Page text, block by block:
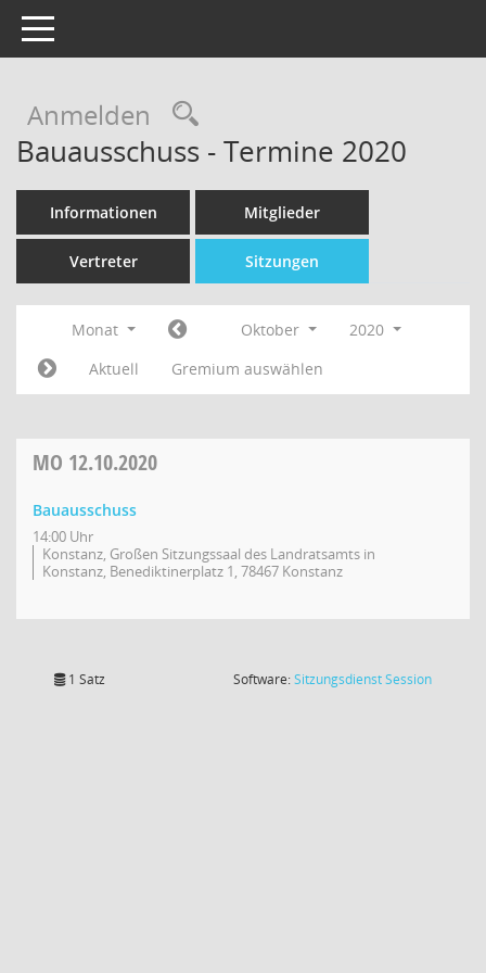
Toggle navigation
Anmelden Rechercheauswahl
Bauausschuss - Termine 2020
Informationen Mitglieder
Vertreter Sitzungen
Monat Oktober
2020
Aktuell
Gremium auswählen
MO 12.10.2020
Bauausschuss
14:00 Uhr
Konstanz, Großen Sitzungssaal des Landratsamts in
Konstanz, Benediktinerplatz 1, 78467 Konstanz
1 Satz Software:SitzungsdienstSession(Wird in